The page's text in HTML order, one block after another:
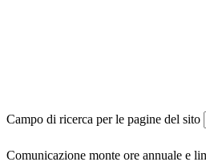
Campo di ricerca per le pagine del sito
Comunicazione monte ore annuale e